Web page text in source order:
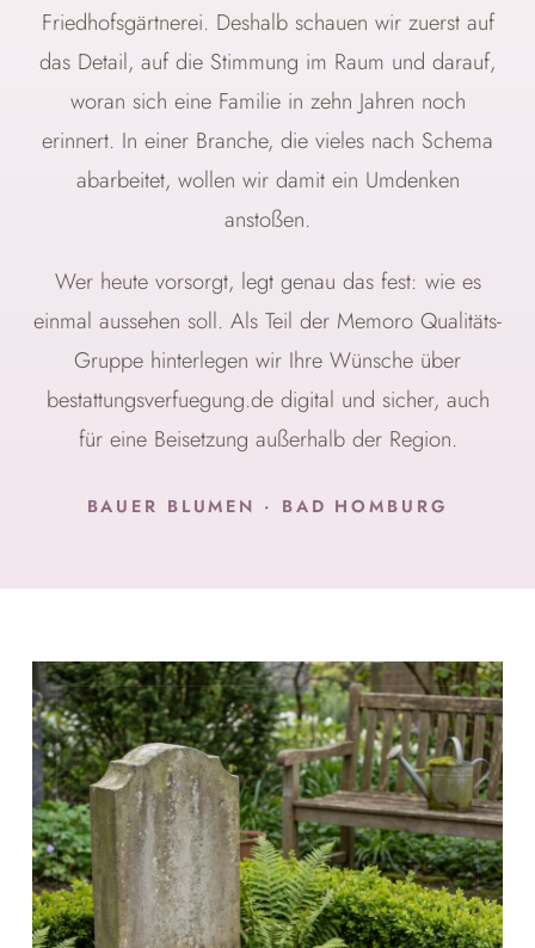
Friedhofsgärtnerei. Deshalb schauen wir zuerst auf
das Detail, auf die Stimmung im Raum und darauf,
woran sich eine Familie in zehn Jahren noch
erinnert. In einer Branche, die vieles nach Schema
abarbeitet, wollen wir damit ein Umdenken
anstoßen.
Wer heute vorsorgt, legt genau das fest: wie es
einmal aussehen soll. Als Teil der Memoro Qualitäts-
Gruppe hinterlegen wir Ihre Wünsche über
bestattungsverfuegung.de digital und sicher, auch
für eine Beisetzung außerhalb der Region.
BAUER BLUMEN · BAD HOMBURG